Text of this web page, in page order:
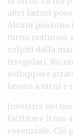
altri fattori
Alcuni
turno notturno,
colpiti dalla
irregolari.
sviluppare
lavoro a turni e
Investire nel tuo
facilitare il tuo
essenziale. Ciò